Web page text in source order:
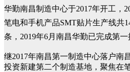
华勤南昌制造中心于2017年开工，
笔电和手机产品SMT贴片生产线共
条，2019年6月南昌华勤已完成第一
继2017年南昌第一制造中心落户南
投资新建第二个制造基地，聚焦在